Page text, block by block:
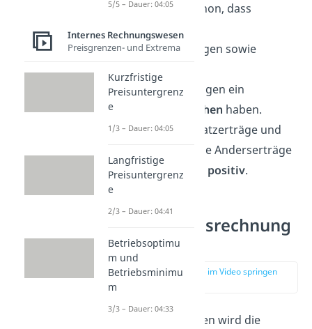
wahrscheinlich schon, dass
Zusatzerlöse und
Zusatzaufwendungen sowie
Andersaufwendungen ein
negatives Vorzeichen haben.
Dagegen sind Zusatzerträge und
Zusatzkosten sowie Anderserträge
und Anderskosten positiv.
Abgrenzungsrechnung
Beispiel
zur Stelle im Video springen
Am verständlichsten wird die
5/5 – Dauer: 04:05
Internes Rechnungswesen
Preisgrenzen- und Extrema
Kurzfristige
Preisuntergrenz
e
1/3 – Dauer: 04:05
Langfristige
Preisuntergrenz
e
2/3 – Dauer: 04:41
Betriebsoptimu
m und
Betriebsminimu
m
3/3 – Dauer: 04:33